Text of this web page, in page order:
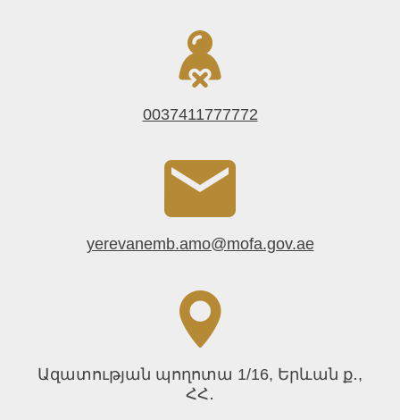
0037411777772
yerevanemb.amo@mofa.gov.ae
Ազատության պողոտա 1/16, Երևան ք․,
ՀՀ․